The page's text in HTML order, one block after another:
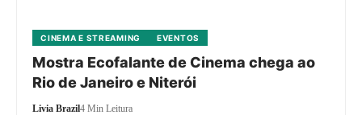
CINEMA E STREAMING EVENTOS
Mostra Ecofalante de Cinema chega ao
Rio de Janeiro e Niterói
Livia Brazil4 Min Leitura